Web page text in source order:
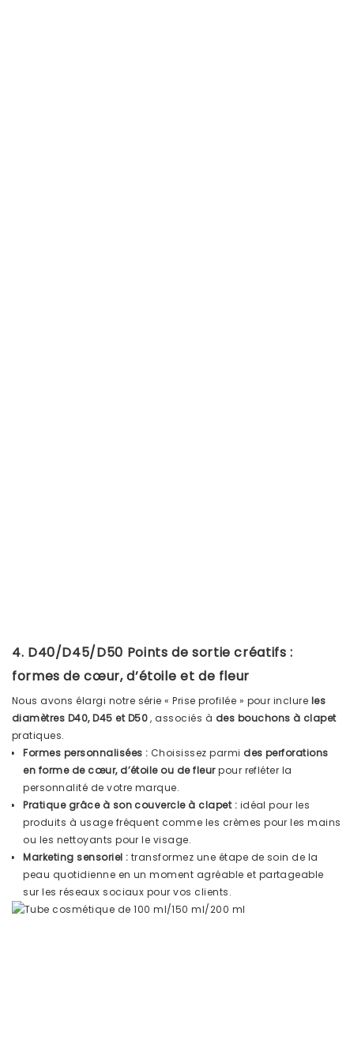
4. D40/D45/D50 Points de sortie créatifs :
formes de cœur, d’étoile et de fleur
Nous avons élargi notre série « Prise profilée » pour inclure les
diamètres D40, D45 et D50, associés à des bouchons à clapet
pratiques.
Formes personnalisées : Choisissez parmi des perforations
en forme de cœur, d’étoile ou de fleurpour refléter la
personnalité de votre marque.
Pratique grâce à son couvercle à clapet : idéal pour les
produits à usage fréquent comme les crèmes pour les mains
ou les nettoyants pour le visage.
Marketing sensoriel : transformez une étape de soin de la
peau quotidienne en un moment agréable et partageable
sur les réseaux sociaux pour vos clients.